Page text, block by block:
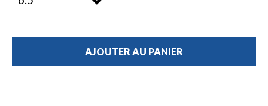
AJOUTER AU PANIER